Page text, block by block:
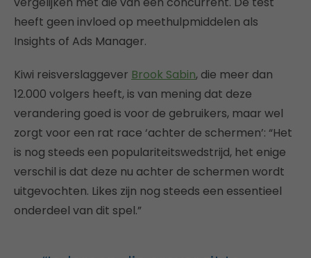
heeft geen invloed op meethulpmiddelen als
Insights of Ads Manager.
Kiwi reisverslaggever Brook Sabin, die meer dan
12.000 volgers heeft, is van mening dat deze
verandering goed is voor de gebruikers, maar wel
zorgt voor een rat race ‘achter de schermen’: “Het
is nog steeds een populariteitswedstrijd, het enige
verschil is dat deze nu achter de schermen wordt
uitgevochten. Likes zijn nog steeds een essentieel
onderdeel van dit spel.”